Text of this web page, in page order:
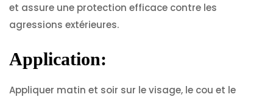
et assure une protection efficace contre les
agressions extérieures.
Application:
Appliquer matin et soir sur le visage, le cou et le